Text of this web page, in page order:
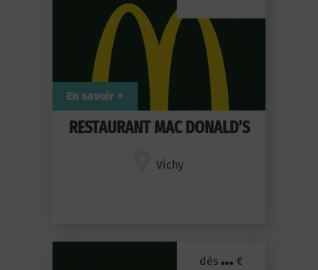
RESTAURANT MAC DONALD’S
Vichy
En savoir +
dès ... €